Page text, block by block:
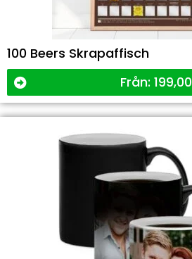
100 Beers Skrapaffisch
Från: 199,00